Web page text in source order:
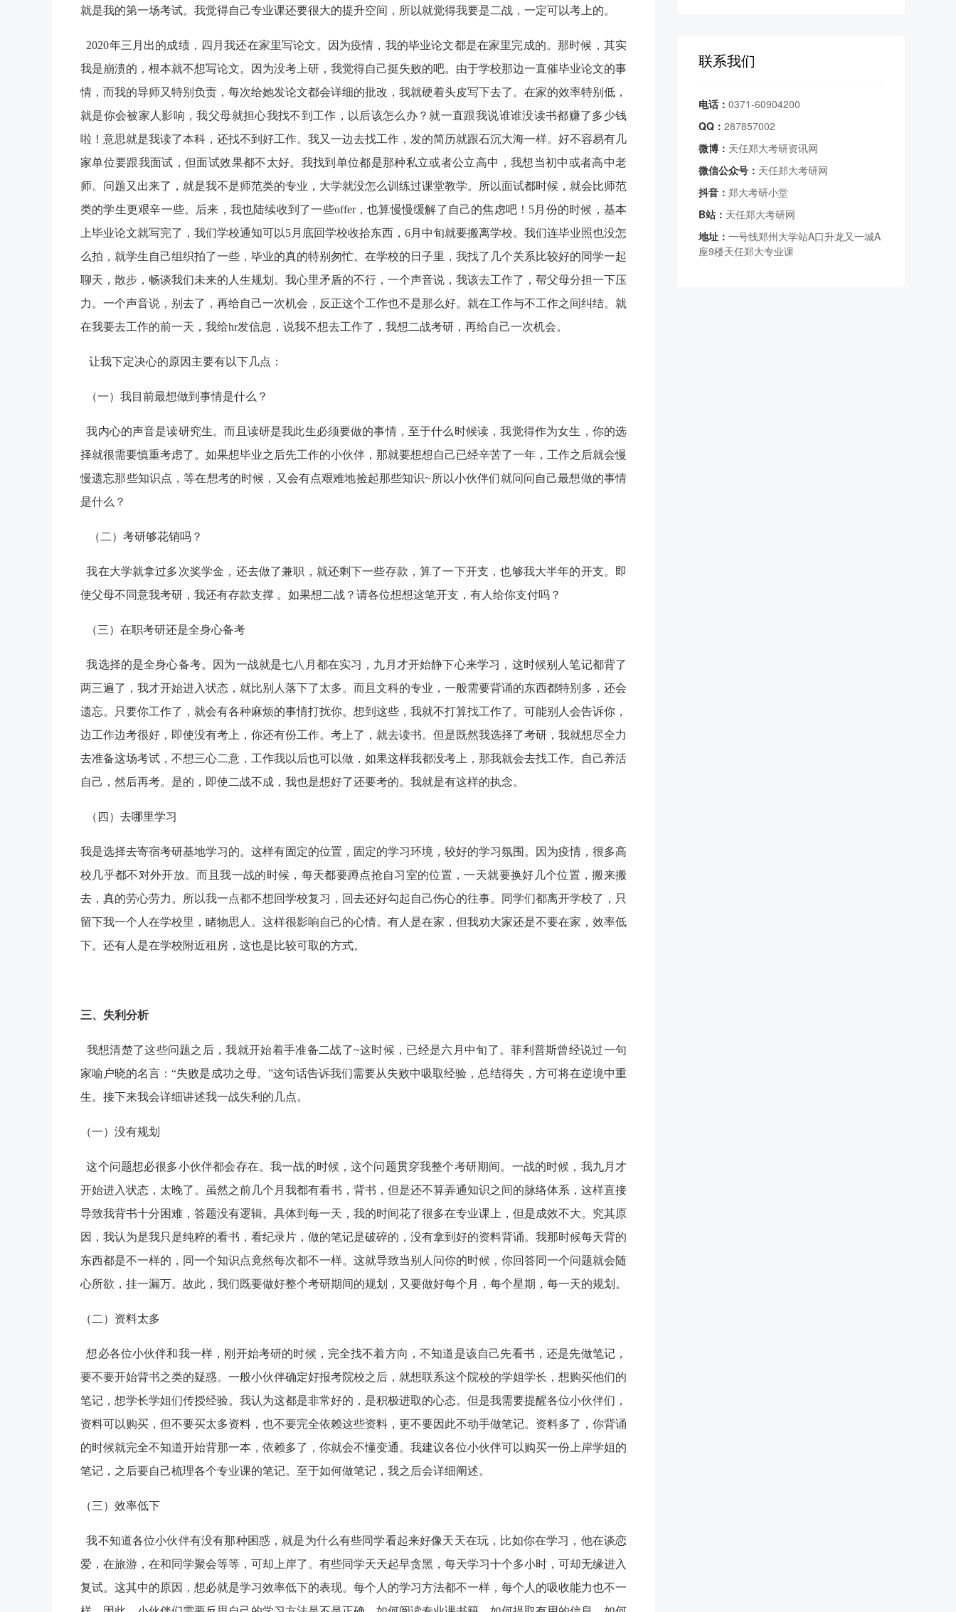
就是我的第一场考试。我觉得自己专业课还要很大的提升空间，所以就觉得我要是二战，一定可以考上的。
2020年三月出的成绩，四月我还在家里写论文。因为疫情，我的毕业论文都是在家里完成的。那时候，其实
我是崩溃的，根本就不想写论文。因为没考上研，我觉得自己挺失败的吧。由于学校那边一直催毕业论文的事
情，而我的导师又特别负责，每次给她发论文都会详细的批改，我就硬着头皮写下去了。在家的效率特别低，
就是你会被家人影响，我父母就担心我找不到工作，以后该怎么办？就一直跟我说谁谁没读书都赚了多少钱
啦！意思就是我读了本科，还找不到好工作。我又一边去找工作，发的简历就跟石沉大海一样。好不容易有几
家单位要跟我面试，但面试效果都不太好。我找到单位都是那种私立或者公立高中，我想当初中或者高中老
师。问题又出来了，就是我不是师范类的专业，大学就没怎么训练过课堂教学。所以面试都时候，就会比师范
类的学生更艰辛一些。后来，我也陆续收到了一些offer，也算慢慢缓解了自己的焦虑吧！5月份的时候，基本
上毕业论文就写完了，我们学校通知可以5月底回学校收拾东西，6月中旬就要搬离学校。我们连毕业照也没怎
么拍，就学生自己组织拍了一些，毕业的真的特别匆忙。在学校的日子里，我找了几个关系比较好的同学一起
聊天，散步，畅谈我们未来的人生规划。我心里矛盾的不行，一个声音说，我该去工作了，帮父母分担一下压
力。一个声音说，别去了，再给自己一次机会，反正这个工作也不是那么好。就在工作与不工作之间纠结。就
在我要去工作的前一天，我给hr发信息，说我不想去工作了，我想二战考研，再给自己一次机会。
让我下定决心的原因主要有以下几点：
（一）我目前最想做到事情是什么？
我内心的声音是读研究生。而且读研是我此生必须要做的事情，至于什么时候读，我觉得作为女生，你的选
择就很需要慎重考虑了。如果想毕业之后先工作的小伙伴，那就要想想自己已经辛苦了一年，工作之后就会慢
慢遗忘那些知识点，等在想考的时候，又会有点艰难地捡起那些知识~所以小伙伴们就问问自己最想做的事情
是什么？
（二）考研够花销吗？
我在大学就拿过多次奖学金，还去做了兼职，就还剩下一些存款，算了一下开支，也够我大半年的开支。即
使父母不同意我考研，我还有存款支撑 。如果想二战？请各位想想这笔开支，有人给你支付吗？
（三）在职考研还是全身心备考
我选择的是全身心备考。因为一战就是七八月都在实习，九月才开始静下心来学习，这时候别人笔记都背了
两三遍了，我才开始进入状态，就比别人落下了太多。而且文科的专业，一般需要背诵的东西都特别多，还会
遗忘。只要你工作了，就会有各种麻烦的事情打扰你。想到这些，我就不打算找工作了。可能别人会告诉你，
边工作边考很好，即使没有考上，你还有份工作。考上了，就去读书。但是既然我选择了考研，我就想尽全力
去准备这场考试，不想三心二意，工作我以后也可以做，如果这样我都没考上，那我就会去找工作。自己养活
自己，然后再考。是的，即使二战不成，我也是想好了还要考的。我就是有这样的执念。
（四）去哪里学习
我是选择去寄宿考研基地学习的。这样有固定的位置，固定的学习环境，较好的学习氛围。因为疫情，很多高
校几乎都不对外开放。而且我一战的时候，每天都要蹲点抢自习室的位置，一天就要换好几个位置，搬来搬
去，真的劳心劳力。所以我一点都不想回学校复习，回去还好勾起自己伤心的往事。同学们都离开学校了，只
留下我一个人在学校里，睹物思人。这样很影响自己的心情。有人是在家，但我劝大家还是不要在家，效率低
下。还有人是在学校附近租房，这也是比较可取的方式。
三、失利分析
我想清楚了这些问题之后，我就开始着手准备二战了~这时候，已经是六月中旬了。菲利普斯曾经说过一句
家喻户晓的名言：“失败是成功之母。”这句话告诉我们需要从失败中吸取经验，总结得失，方可将在逆境中重
生。接下来我会详细讲述我一战失利的几点。
（一）没有规划
这个问题想必很多小伙伴都会存在。我一战的时候，这个问题贯穿我整个考研期间。一战的时候，我九月才
开始进入状态，太晚了。虽然之前几个月我都有看书，背书，但是还不算弄通知识之间的脉络体系，这样直接
导致我背书十分困难，答题没有逻辑。具体到每一天，我的时间花了很多在专业课上，但是成效不大。究其原
因，我认为是我只是纯粹的看书，看纪录片，做的笔记是破碎的，没有拿到好的资料背诵。我那时候每天背的
东西都是不一样的，同一个知识点竟然每次都不一样。这就导致当别人问你的时候，你回答同一个问题就会随
心所欲，挂一漏万。故此，我们既要做好整个考研期间的规划，又要做好每个月，每个星期，每一天的规划。
（二）资料太多
想必各位小伙伴和我一样，刚开始考研的时候，完全找不着方向，不知道是该自己先看书，还是先做笔记，
要不要开始背书之类的疑惑。一般小伙伴确定好报考院校之后，就想联系这个院校的学姐学长，想购买他们的
笔记，想学长学姐们传授经验。我认为这都是非常好的，是积极进取的心态。但是我需要提醒各位小伙伴们，
资料可以购买，但不要买太多资料，也不要完全依赖这些资料，更不要因此不动手做笔记。资料多了，你背诵
的时候就完全不知道开始背那一本，依赖多了，你就会不懂变通。我建议各位小伙伴可以购买一份上岸学姐的
笔记，之后要自己梳理各个专业课的笔记。至于如何做笔记，我之后会详细阐述。
（三）效率低下
我不知道各位小伙伴有没有那种困惑，就是为什么有些同学看起来好像天天在玩，比如你在学习，他在谈恋
爱，在旅游，在和同学聚会等等，可却上岸了。有些同学天天起早贪黑，每天学习十个多小时，可却无缘进入
复试。这其中的原因，想必就是学习效率低下的表现。每个人的学习方法都不一样，每个人的吸收能力也不一
联系我们
电话： 0371-60904200
QQ： 287857002
微博： 天任郑大考研资讯网
微信公众号： 天任郑大考研网
抖音： 郑大考研小堂
B站： 天任郑大考研网
地址： 一号线郑州大学站A口升龙又一城A
座9楼天任郑大专业课